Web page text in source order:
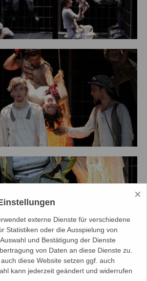
×
externe Dienste für verschiedene
Statistiken oder die Ausspielung von
und Bestätigung der Dienste
von Daten an diese Dienste zu.
diese Website setzen ggf. auch
kann jederzeit geändert und widerrufen